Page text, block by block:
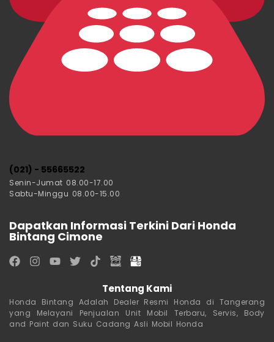
(021) - 55665522
Senin-Jumat 08.00-17.00
Sabtu-Minggu 08.00-15.00
Dapatkan Informasi Terkini Dari Honda
Bintang Cimone
Tentang Kami
Honda Bintang Adalah Dealer Resmi Honda di Tangerang
yang Melayani Penjualan Unit Mobil Terbaru, Servis, Body
and Paint dan Suku Cadang Asli Mobil Honda